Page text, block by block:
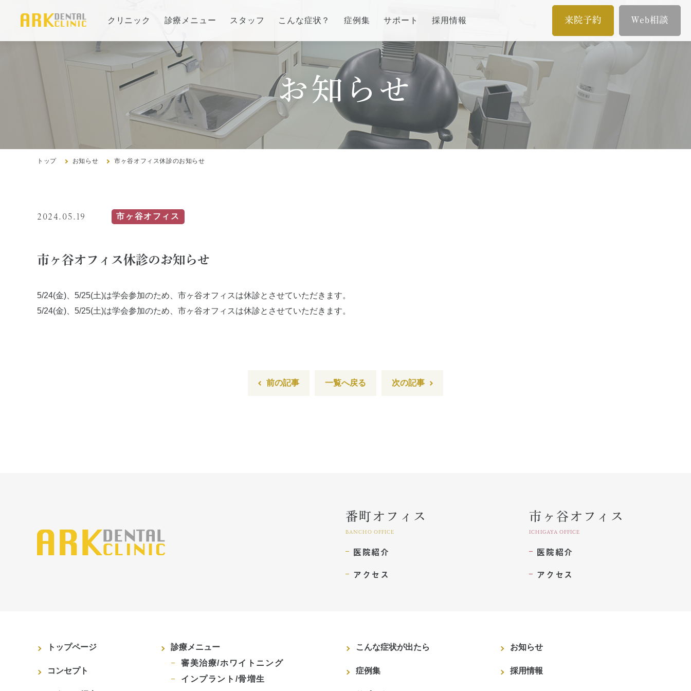
クリニック
当院の治療方針と、運営する各医院のご紹介
コンセプト 番町オフィス
アクセス
市ヶ谷オフィス
医院紹介
診療メニュー
審美治療/ホワイトニング
症例集
インプラント/骨増生
インプラント/骨増生
治療の流れ、当院でのポイント
よくある質問
症例集
歯列矯正/インビザライン
矯正治療とは？
インビザライン・システムとは
治療費
歯内療法/マイクロエンド
歯内療法とは
当院の治療のポイント
歯内療法後の補綴治療
症例集
再生療法とは
症例集
顎関節症とは
症例集
スタッフ こんな症状？ 症例集 サポート 採用情報 来院予約 Web相談
オンライン相談
お知らせ
トップ お知らせ 市ヶ谷オフィス休診のお知らせ
2024.05.19 市ヶ谷オフィス
市ヶ谷オフィス休診のお知らせ
5/24(金)、5/25(土)は学会参加のため、市ヶ谷オフィスは休診とさせていただきます。
5/24(金)、5/25(土)は学会参加のため、市ヶ谷オフィスは休診とさせていただきます。
前の記事 一覧へ戻る 次の記事
番町オフィス
BANCHO OFFICE
医院紹介
アクセス
市ヶ谷オフィス
ICHIGAYA OFFICE
医院紹介
アクセス
トップページ
コンセプト
診療メニュー
審美治療/ホワイトニング
インプラント/骨増生
こんな症状が出たら
症例集
お知らせ
採用情報